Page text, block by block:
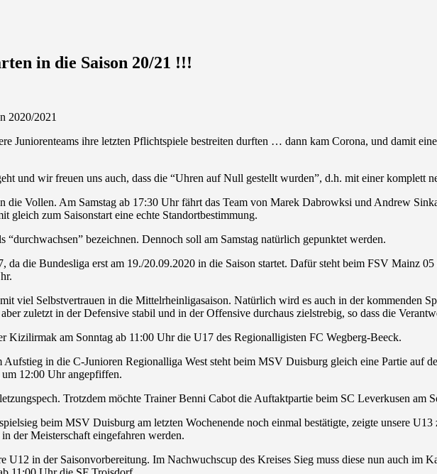
in die Saison 20/21 !!!
2020/2021
Juniorenteams ihre letzten Pflichtspiele bestreiten durften … dann kam Corona, und damit
und wir freuen uns auch, dass die “Uhren auf Null gestellt wurden”, d.h. mit einer komplett
die Vollen. Am Samstag ab 17:30 Uhr fährt das Team von Marek Dabrowksi und Andrew
gleich zum Saisonstart eine echte Standortbestimmung.
bezeichnen. Dennoch soll am Samstag natürlich gepunktet werden.
da die Bundesliga erst am 19./20.09.2020 in die Saison startet. Dafür steht beim FSV Mainz
viel Selbstvertrauen in die Mittelrheinligasaison. Natürlich wird es auch in der kommenden
zuletzt in der Defensive stabil und in der Offensive durchaus zielstrebig, so dass die
Kizilirmak am Sonntag ab 11:00 Uhr die U17 des Regionalligisten FC Wegberg-Beeck.
in die C-Junioren Regionalliga West steht beim MSV Duisburg gleich eine Partie auf
12:00 Uhr angepfiffen.
Trotzdem möchte Trainer Benni Cabot die Auftaktpartie beim SC Leverkusen am
beim MSV Duisburg am letzten Wochenende noch einmal bestätigte, zeigte unsere
der Meisterschaft eingefahren werden.
U12 in der Saisonvorbereitung. Im Nachwuchscup des Kreises Sieg muss diese nun auch im